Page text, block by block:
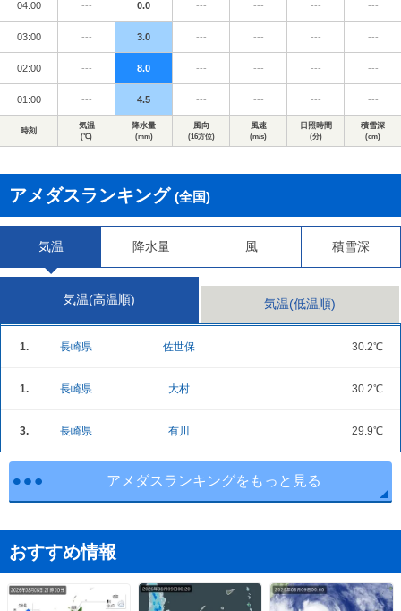
04:00 --- 0.0 --- --- --- ---
03:00 --- 3.0 --- --- --- ---
02:00 --- 8.0 --- --- --- ---
01:00 --- 4.5 --- --- --- ---
時刻
気温
(℃)
降水量
(mm)
風向
(16方位)
風速
(m/s)
日照時間
(分)
積雪深
(cm)
アメダスランキング (全国)
気温 降水量 風 積雪深
気温(高温順) 気温(低温順)
1. 長崎県 佐世保 30.2℃
1. 長崎県 大村 30.2℃
3. 長崎県 有川 29.9℃
アメダスランキングをもっと見る
おすすめ情報